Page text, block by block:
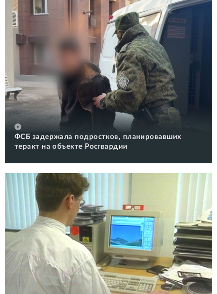
ФСБ задержала подростков, планировавших
теракт на объекте Росгвардии